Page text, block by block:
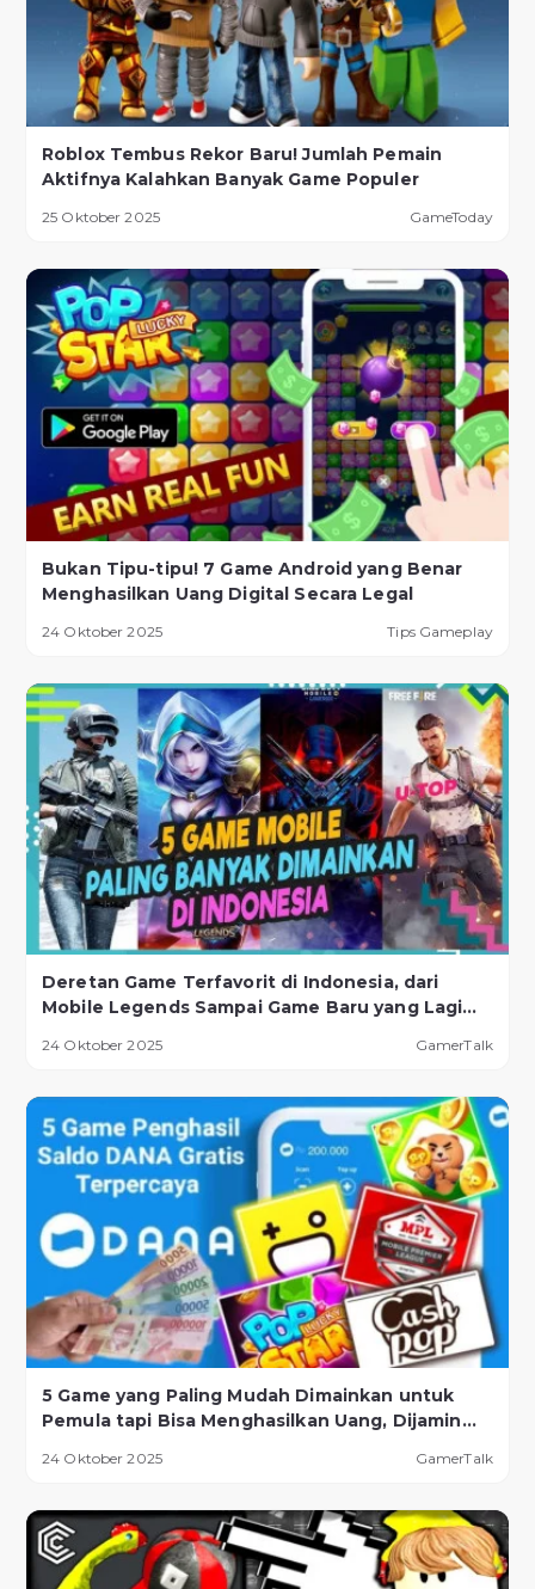
Roblox Tembus Rekor Baru! Jumlah Pemain
Aktifnya Kalahkan Banyak Game Populer
25 Oktober 2025 GameToday
Bukan Tipu-tipu! 7 Game Android yang Benar
Menghasilkan Uang Digital Secara Legal
24 Oktober 2025 Tips Gameplay
Deretan Game Terfavorit di Indonesia, dari
Mobile Legends Sampai Game Baru yang Lagi
24 Oktober 2025 GamerTalk
5 Game yang Paling Mudah Dimainkan untuk
Pemula tapi Bisa Menghasilkan Uang, Dijamin
24 Oktober 2025 GamerTalk